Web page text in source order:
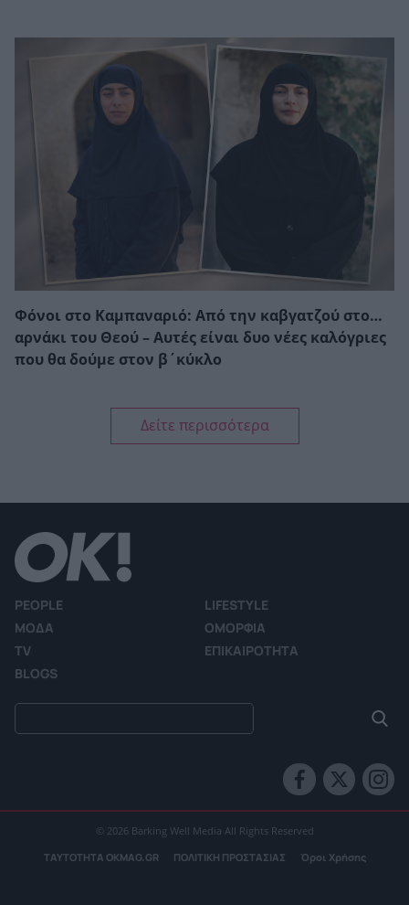
Φόνοι στο Καμπαναριό: Από την καβγατζού στο…
αρνάκι του Θεού – Αυτές είναι δυο νέες καλόγριες
που θα δούμε στον β΄κύκλο
Δείτε περισσότερα
PEOPLE
LIFESTYLE
ΜΟΔΑ
ΟΜΟΡΦΙΑ
TV
ΕΠΙΚΑΙΡΟΤΗΤΑ
BLOGS
© 2026 Barking Well Media All Rights Reserved
ΤΑΥΤΟΤΗΤΑ OKMAG.GR ΠΟΛΙΤΙΚΗ ΠΡΟΣΤΑΣΙΑΣ Όροι Χρήσης